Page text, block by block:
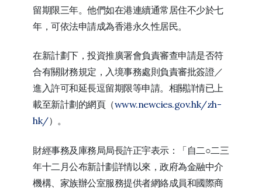
留期限三年。他們如在港連續通常居住不少於七
年，可依法申請成為香港永久性居民。
在新計劃下，投資推廣署會負責審查申請是否符
合有關財務規定，入境事務處則負責審批簽證／
進入許可和延長逗留期限等申請。相關詳情已上
載至新計劃的網頁（www.newcies.gov.hk/zh-
hk/）。
財經事務及庫務局局長許正宇表示：「自二○二三
年十二月公布新計劃詳情以來，政府為金融中介
機構、家族辦公室服務提供者網絡成員和國際商